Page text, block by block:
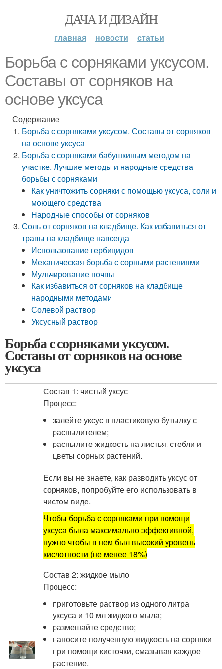
ДАЧА И ДИЗАЙН
главная новости статьи
Борьба с сорняками уксусом.
Составы от сорняков на
основе уксуса
Содержание
Борьба с сорняками уксусом. Составы от сорняков
на основе уксуса
Борьба с сорняками бабушкиным методом на
участке. Лучшие методы и народные средства
борьбы с сорняками
Как уничтожить сорняки с помощью уксуса, соли и
моющего средства
Народные способы от сорняков
Соль от сорняков на кладбище. Как избавиться от
травы на кладбище навсегда
Использование гербицидов
Механическая борьба с сорными растениями
Мульчирование почвы
Как избавиться от сорняков на кладбище
народными методами
Солевой раствор
Уксусный раствор
Борьба с сорняками уксусом.
Составы от сорняков на основе
уксуса
Состав 1: чистый уксус
Процесс:
залейте уксус в пластиковую бутылку с
распылителем;
распылите жидкость на листья, стебли и
цветы сорных растений.
Если вы не знаете, как разводить уксус от
сорняков, попробуйте его использовать в
чистом виде.
Чтобы борьба с сорняками при помощи
уксуса была максимально эффективной,
нужно чтобы в нем был высокий уровень
кислотности (не менее 18%)
Состав 2: жидкое мыло
Процесс:
приготовьте раствор из одного литра
уксуса и 10 мл жидкого мыла;
размешайте средство;
наносите полученную жидкость на сорняки
при помощи кисточки, смазывая каждое
растение.